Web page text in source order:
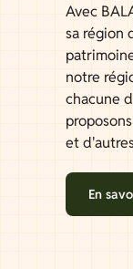
Avec
sa région
notre
chacune
et
En